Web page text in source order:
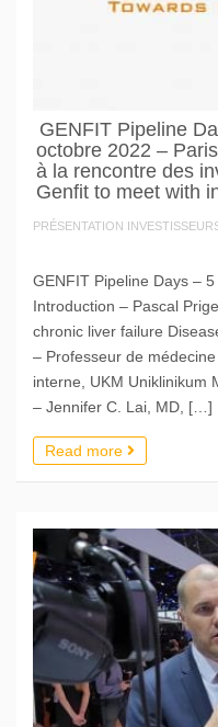
GENFIT Pipeline
octobre 2022 –
à la rencontre des
Genfit to meet with
PRÉSENTATION
GENFIT Pipeline Days –
Introduction – Pascal
chronic liver failure
– Professeur de
interne, UKM Uniklinikum
– Jennifer C. Lai, MD, […]
Read more